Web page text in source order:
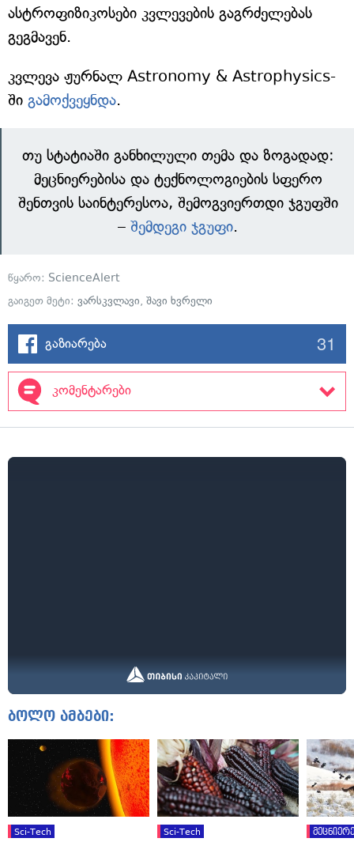
ასტროფიზიკოსები კვლევების გაგრძელებას
გეგმავენ.
კვლევა ჟურნალ Astronomy & Astrophysics-
ში გამოქვეყნდა.
თუ სტატიაში განხილული თემა და ზოგადად:
მეცნიერებისა და ტექნოლოგიების სფერო
შენთვის საინტერესოა, შემოგვიერთდი ჯგუფში
– შემდეგი ჯგუფი.
წყარო: ScienceAlert
გაიგეთ მეტი: ვარსკვლავი, შავი ხვრელი
გაზიარება 31
კომენტარები
ბოლო ამბები:
Sci-Tech Sci-Tech